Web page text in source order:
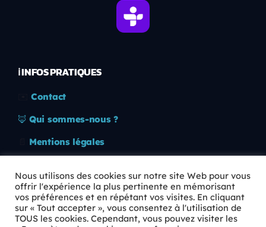
ℹ️ INFOS PRATIQUES
Contact
🦊 Qui sommes-nous ?
Mentions légales
🛡️ RGPD
Copyright © 2026 Animkids. Tous droits réservés.
Nous utilisons des cookies sur notre site Web pour vous
offrir l'expérience la plus pertinente en mémorisant
vos préférences et en répétant vos visites. En cliquant
sur « Tout accepter », vous consentez à l'utilisation de
TOUS les cookies. Cependant, vous pouvez visiter les